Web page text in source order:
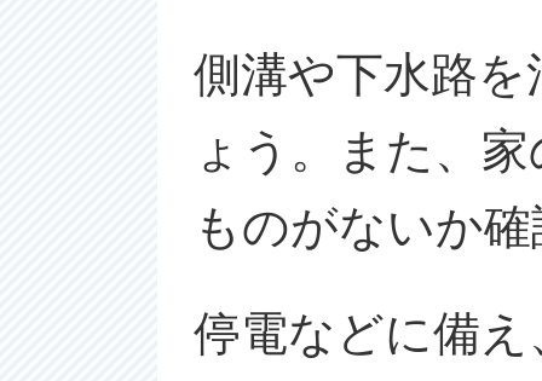
側溝や下水路
ょう。また、
ものがないか
停電などに備